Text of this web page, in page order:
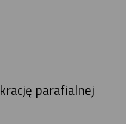
parafialnej